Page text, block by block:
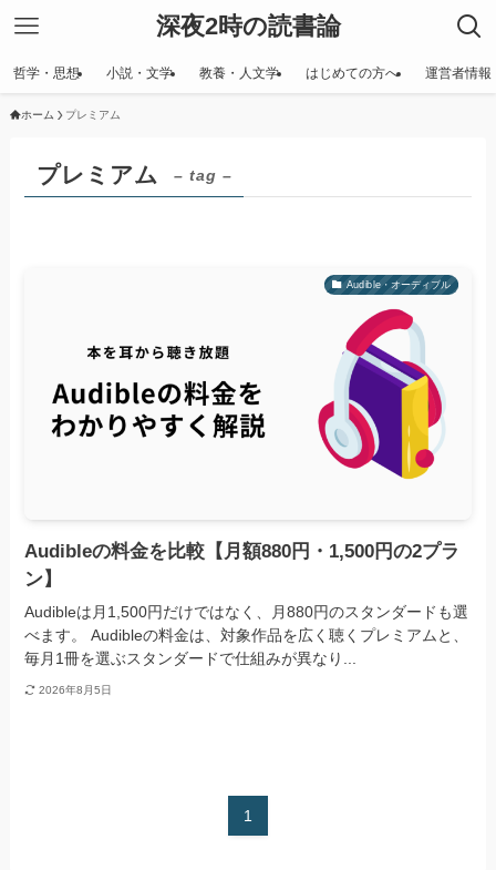
深夜2時の読書論
哲学・思想 小説・文学 教養・人文学 はじめての方へ 運営者情報
ホーム プレミアム
プレミアム – tag –
Audible・オーディブル
Audibleの料金を比較【月額880円・1,500円の2プラ
ン】
Audibleは月1,500円だけではなく、月880円のスタンダードも選
べます。 Audibleの料金は、対象作品を広く聴くプレミアムと、
毎月1冊を選ぶスタンダードで仕組みが異なり...
2026年8月5日
1